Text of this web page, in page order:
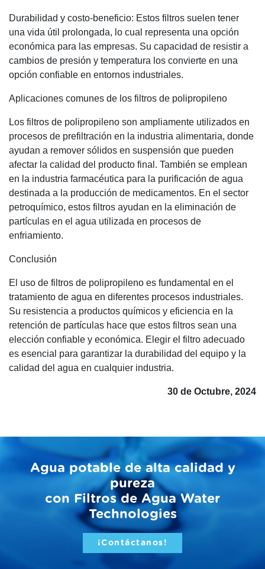
Durabilidad y costo-beneficio: Estos filtros suelen tener
una vida útil prolongada, lo cual representa una opción
económica para las empresas. Su capacidad de resistir a
cambios de presión y temperatura los convierte en una
opción confiable en entornos industriales.
Aplicaciones comunes de los filtros de polipropileno
Los filtros de polipropileno son ampliamente utilizados en
procesos de prefiltración en la industria alimentaria, donde
ayudan a remover sólidos en suspensión que pueden
afectar la calidad del producto final. También se emplean
en la industria farmacéutica para la purificación de agua
destinada a la producción de medicamentos. En el sector
petroquímico, estos filtros ayudan en la eliminación de
partículas en el agua utilizada en procesos de
enfriamiento.
Conclusión
El uso de filtros de polipropileno es fundamental en el
tratamiento de agua en diferentes procesos industriales.
Su resistencia a productos químicos y eficiencia en la
retención de partículas hace que estos filtros sean una
elección confiable y económica. Elegir el filtro adecuado
es esencial para garantizar la durabilidad del equipo y la
calidad del agua en cualquier industria.
30 de Octubre, 2024
Agua potable de alta calidad y
pureza
con Filtros de Agua Water
Technologies
¡Contáctanos!